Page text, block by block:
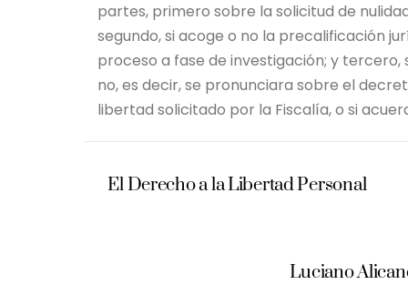
partes, primero sobre la solicitud de
segundo, si acoge o no la precalificación
proceso a fase de investigación; y
no, es decir, se pronunciara sobre el
libertad solicitado por la Fiscalía, o si
El Derecho a la Libertad Personal
Luciano